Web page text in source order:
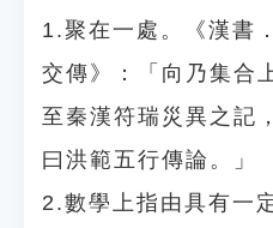
1.聚在一處。《漢書
交傳》：「向乃集合
至秦漢符瑞災異之
曰洪範五行傳論。」
2.數學上指由具有一